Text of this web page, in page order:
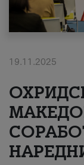
Надополни
19.11.2025